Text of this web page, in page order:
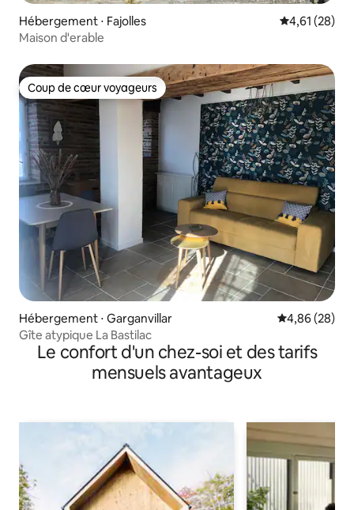
Hébergement ⋅ Fajolles Évaluation
4,61 (28)
Maison d'erable
Coup de cœur voyageurs
Coup de cœur voyageurs
Hébergement ⋅ Garganvillar Évaluation
4,86 (28)
Gîte atypique La Bastilac
Le confort d'un chez-soi et des tarifs
mensuels avantageux